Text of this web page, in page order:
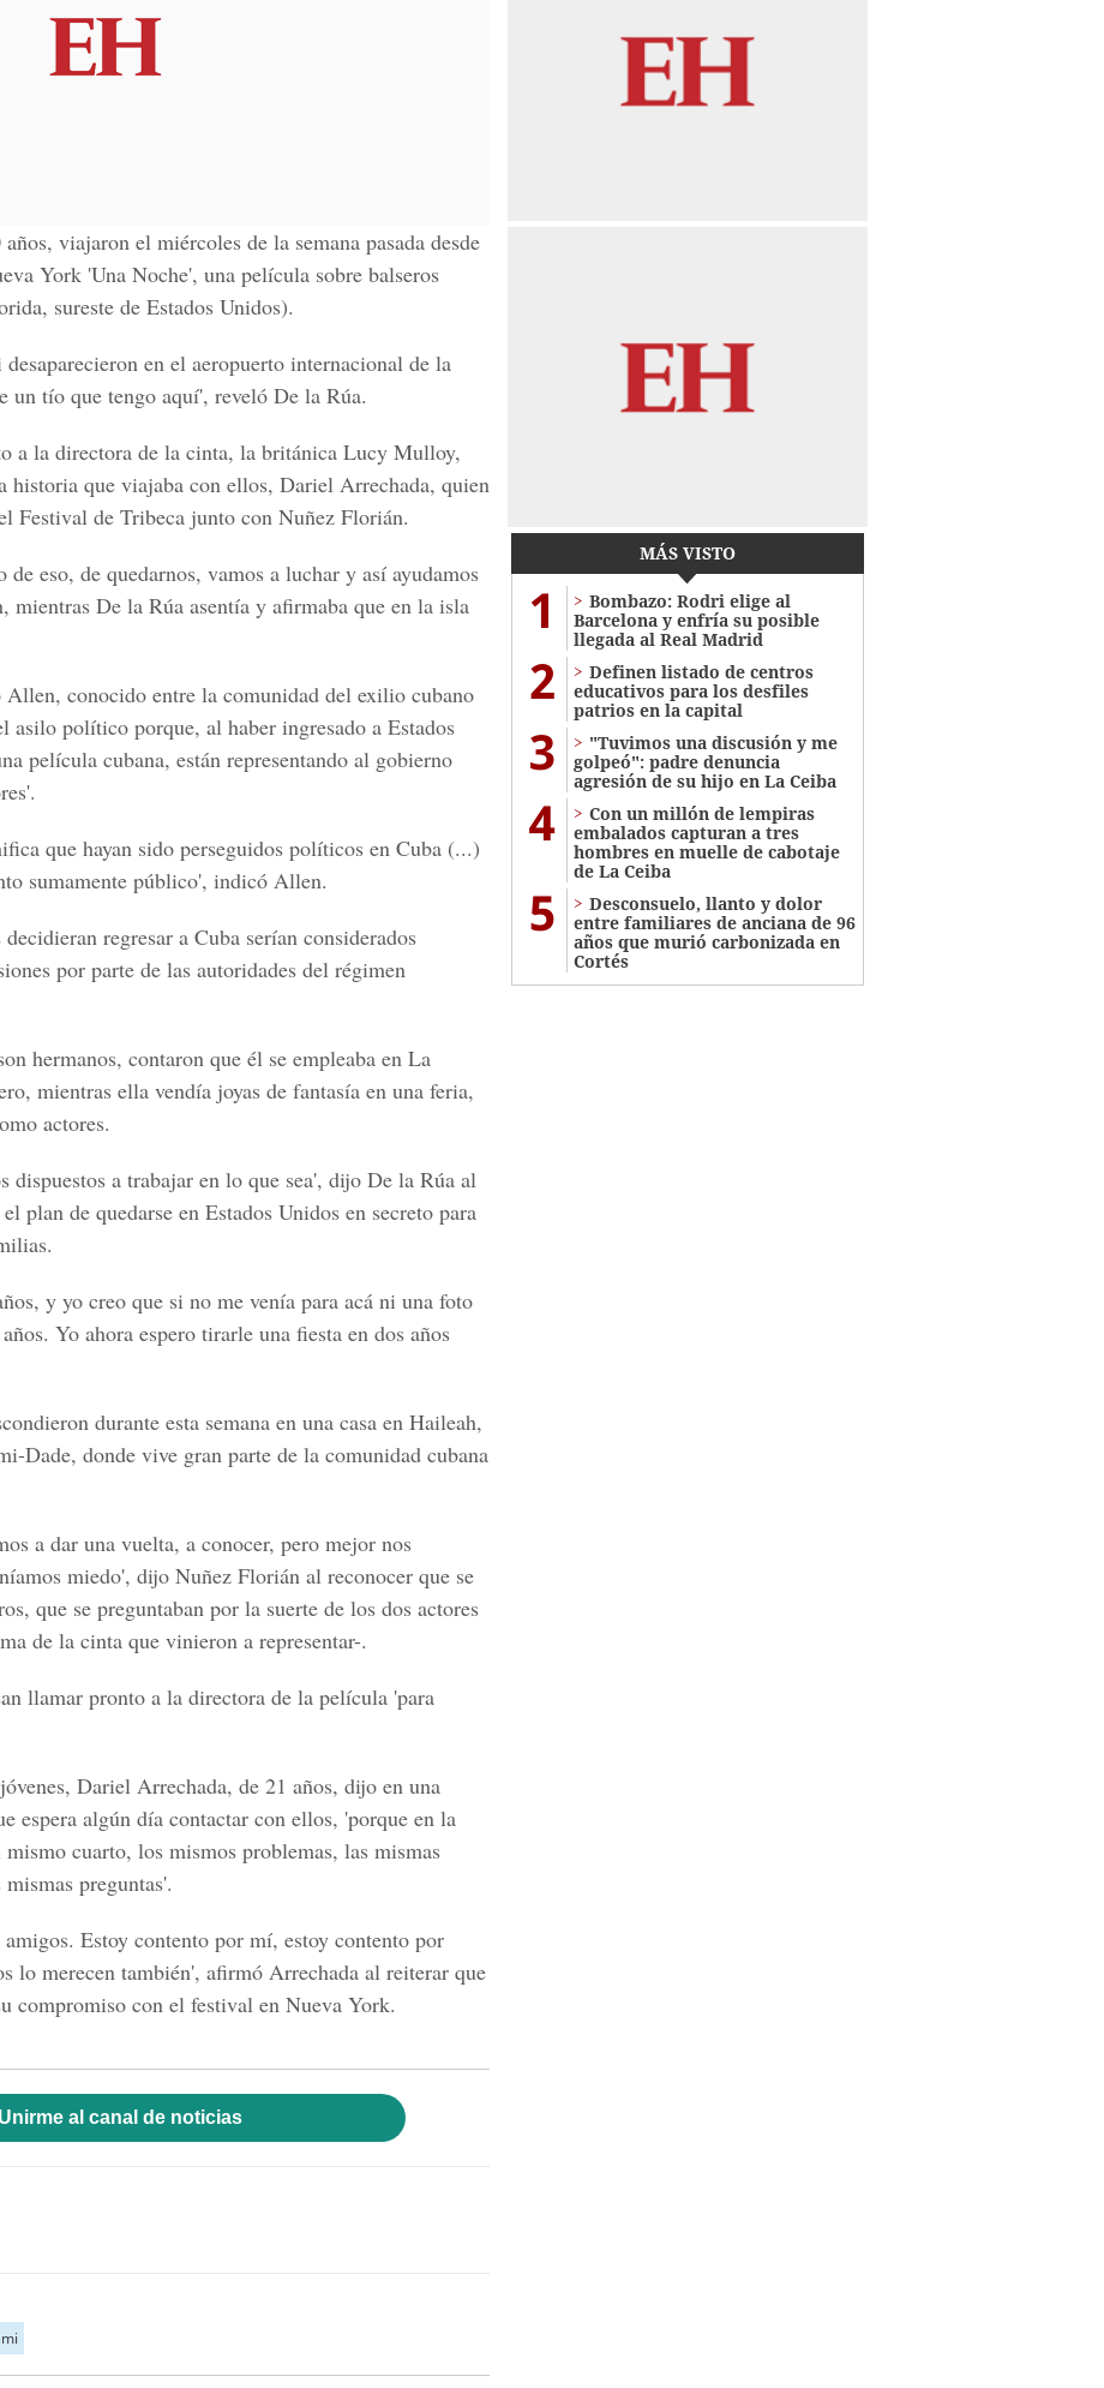
viajaron el miércoles de la semana pasada desde
York 'Una Noche', una película sobre balseros
sureste de Estados Unidos).
en el aeropuerto internacional de la
un tío que tengo aquí', reveló De la Rúa.
a la directora de la cinta, la británica Lucy Mulloy,
historia que viajaba con ellos, Dariel Arrechada, quien
Festival de Tribeca junto con Nuñez Florián.
de eso, de quedarnos, vamos a luchar y así ayudamos
mientras De la Rúa asentía y afirmaba que en la isla
conocido entre la comunidad del exilio cubano
político porque, al haber ingresado a Estados
película cubana, están representando al gobierno
que hayan sido perseguidos políticos en Cuba (...)
sumamente público', indicó Allen.
regresar a Cuba serían considerados
por parte de las autoridades del régimen
hermanos, contaron que él se empleaba en La
mientras ella vendía joyas de fantasía en una feria,
actores.
dispuestos a trabajar en lo que sea', dijo De la Rúa al
plan de quedarse en Estados Unidos en secreto para
y yo creo que si no me venía para acá ni una foto
Yo ahora espero tirarle una fiesta en dos años
durante esta semana en una casa en Haileah,
Dade, donde vive gran parte de la comunidad cubana
a dar una vuelta, a conocer, pero mejor nos
miedo', dijo Nuñez Florián al reconocer que se
que se preguntaban por la suerte de los dos actores
de la cinta que vinieron a representar-.
llamar pronto a la directora de la película 'para
Dariel Arrechada, de 21 años, dijo en una
espera algún día contactar con ellos, 'porque en la
cuarto, los mismos problemas, las mismas
preguntas'.
Estoy contento por mí, estoy contento por
lo merecen también', afirmó Arrechada al reiterar que
compromiso con el festival en Nueva York.
Unirme al canal de noticias
MÁS VISTO
1
Bombazo: Rodri elige al
Barcelona y enfría su posible
llegada al Real Madrid
2
Definen listado de centros
educativos para los desfiles
patrios en la capital
3
"Tuvimos una discusión y me
golpeó": padre denuncia
agresión de su hijo en La Ceiba
4
Con un millón de lempiras
embalados capturan a tres
hombres en muelle de cabotaje
de La Ceiba
5
​​​​Desconsuelo, llanto y dolor
entre familiares de anciana de 96
años que murió carbonizada en
Cortés